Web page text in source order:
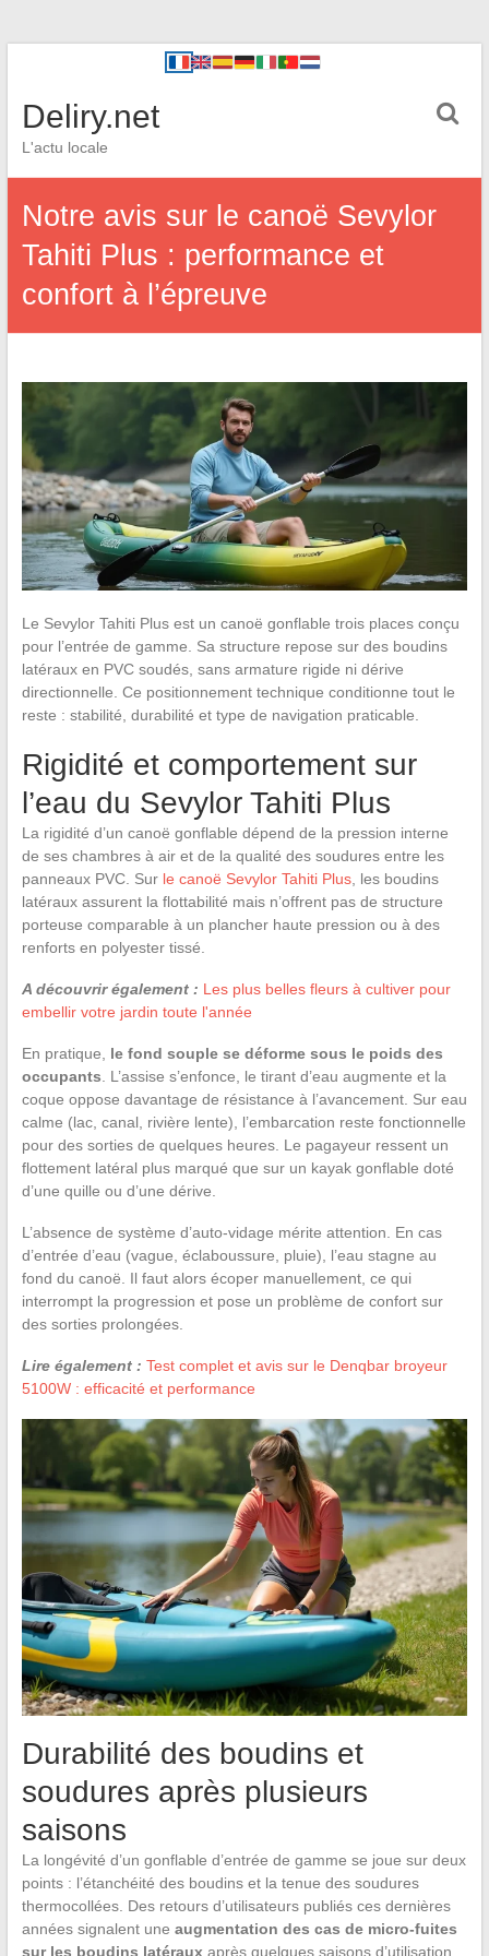
Deliry.net
L'actu locale
Notre avis sur le canoë Sevylor
Tahiti Plus : performance et
confort à l’épreuve
Le Sevylor Tahiti Plus est un canoë gonflable trois places conçu
pour l’entrée de gamme. Sa structure repose sur des boudins
latéraux en PVC soudés, sans armature rigide ni dérive
directionnelle. Ce positionnement technique conditionne tout le
reste : stabilité, durabilité et type de navigation praticable.
Rigidité et comportement sur
l’eau du Sevylor Tahiti Plus
La rigidité d’un canoë gonflable dépend de la pression interne
de ses chambres à air et de la qualité des soudures entre les
panneaux PVC. Sur le canoë Sevylor Tahiti Plus, les boudins
latéraux assurent la flottabilité mais n’offrent pas de structure
porteuse comparable à un plancher haute pression ou à des
renforts en polyester tissé.
A découvrir également : Les plus belles fleurs à cultiver pour
embellir votre jardin toute l'année
En pratique, le fond souple se déforme sous le poids des
occupants . L’assise s’enfonce, le tirant d’eau augmente et la
coque oppose davantage de résistance à l’avancement. Sur eau
calme (lac, canal, rivière lente), l’embarcation reste fonctionnelle
pour des sorties de quelques heures. Le pagayeur ressent un
flottement latéral plus marqué que sur un kayak gonflable doté
d’une quille ou d’une dérive.
L’absence de système d’auto-vidage mérite attention. En cas
d’entrée d’eau (vague, éclaboussure, pluie), l’eau stagne au
fond du canoë. Il faut alors écoper manuellement, ce qui
interrompt la progression et pose un problème de confort sur
des sorties prolongées.
Lire également : Test complet et avis sur le Denqbar broyeur
5100W : efficacité et performance
Durabilité des boudins et
soudures après plusieurs
saisons
La longévité d’un gonflable d’entrée de gamme se joue sur deux
points : l’étanchéité des boudins et la tenue des soudures
thermocollées. Des retours d’utilisateurs publiés ces dernières
années signalent une augmentation des cas de micro-fuites
sur les boudins latérauxaprès quelques saisons d’utilisation